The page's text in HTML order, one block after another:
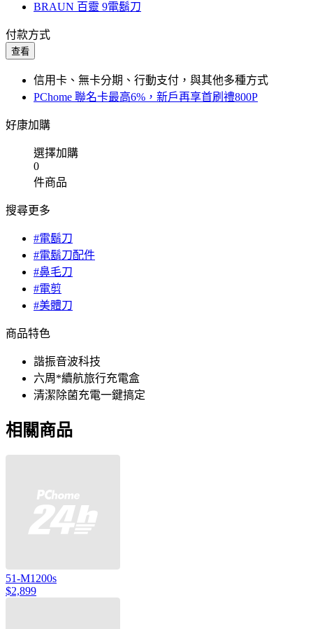
BRAUN 百靈 9電鬍刀
付款方式
查看
信用卡、無卡分期、行動支付，與其他多種方式
PChome 聯名卡最高6%，新戶再享首刷禮800P
好康加購
選擇加購
0
件商品
搜尋更多
#電鬍刀
#電鬍刀配件
#鼻毛刀
#電剪
#美體刀
商品特色
諧振音波科技
六周*續航旅行充電盒
清潔除菌充電一鍵搞定
相關商品
51-M1200s
$2,899